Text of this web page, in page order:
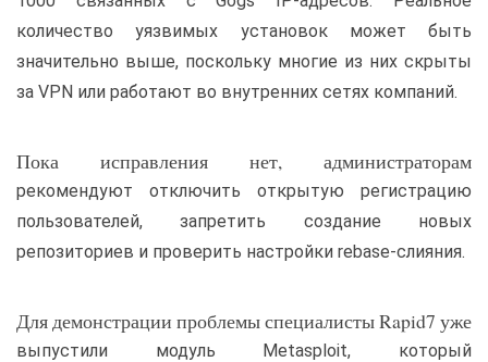
количество уязвимых установок может быть
значительно выше, поскольку многие из них скрыты
за VPN или работают во внутренних сетях компаний.
Пока исправления нет, администраторам
рекомендуют отключить открытую регистрацию
пользователей, запретить создание новых
репозиториев и проверить настройки rebase-слияния.
Для демонстрации проблемы специалисты Rapid7 уже
выпустили модуль Metasploit, который